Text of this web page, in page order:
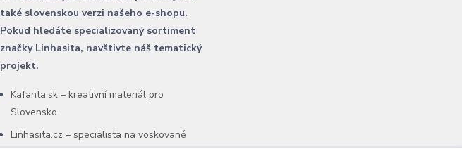
také slovenskou verzi našeho e-shopu.
Pokud hledáte specializovaný sortiment
značky Linhasita, navštivte náš tematický
projekt.
Kafanta.sk – kreativní materiál pro
Slovensko
Linhasita.cz – specialista na voskované